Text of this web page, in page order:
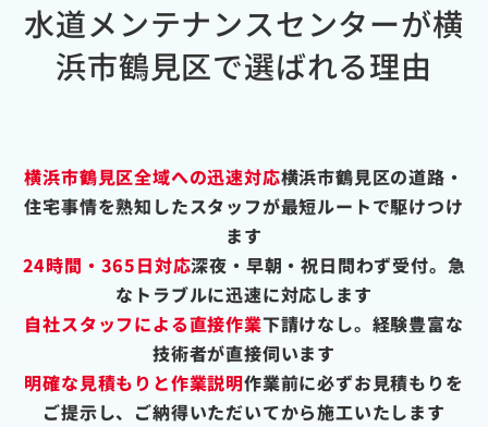
水道メンテナンスセンターが横
浜市鶴見区で選ばれる理由
横浜市鶴見区全域への迅速対応横浜市鶴見区の道路・
住宅事情を熟知したスタッフが最短ルートで駆けつけ
ます
24時間・365日対応深夜・早朝・祝日問わず受付。急
なトラブルに迅速に対応します
自社スタッフによる直接作業下請けなし。経験豊富な
技術者が直接伺います
明確な見積もりと作業説明作業前に必ずお見積もりを
ご提示し、ご納得いただいてから施工いたします